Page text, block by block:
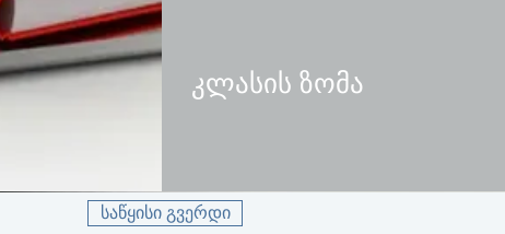
კლასის ზომა
საწყისი გვერდი